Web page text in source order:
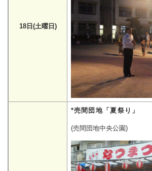
18日(土曜日)
*売間団地「夏祭り」
(売間団地中央公園)